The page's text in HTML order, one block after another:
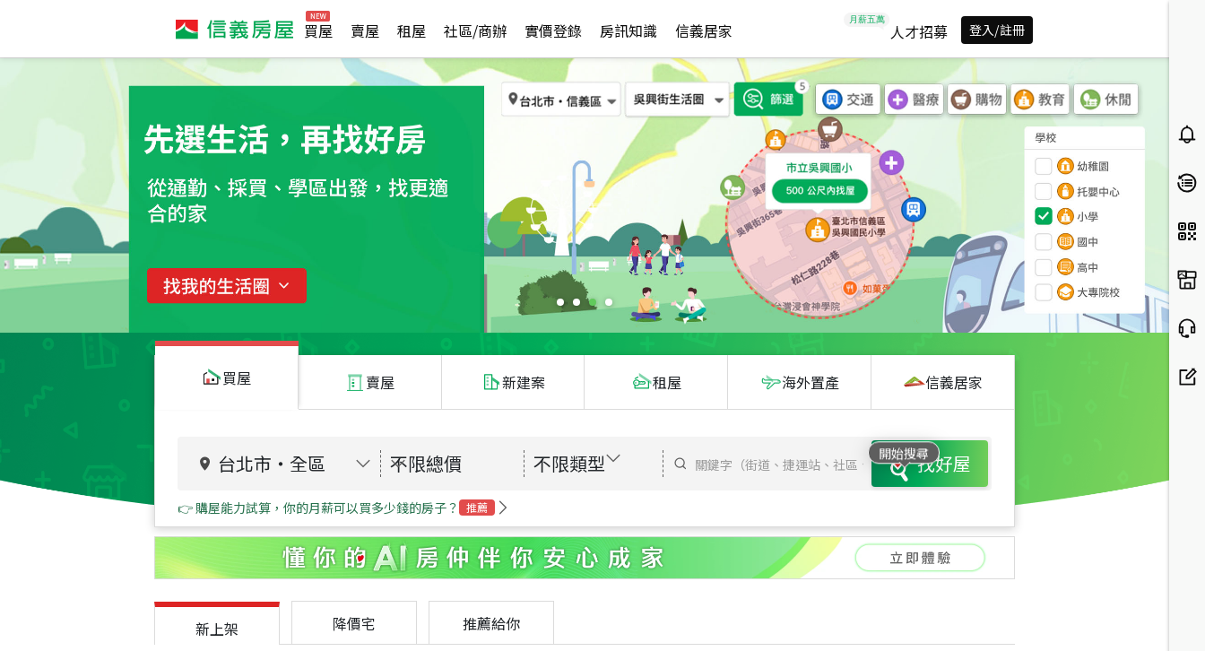
買屋 賣屋 租屋 社區/商辦 實價登錄 房訊知識 信義居家 人才招募 登入/註冊
買屋 賣屋 新建案 租屋 海外置產 信義居家
台北市 ・ 全區 不限總價 不限類型
開始搜尋
找好屋
👉 購屋能力試算，你的月薪可以買多少錢的房子？ 推薦
新上架 降價宅 推薦給你